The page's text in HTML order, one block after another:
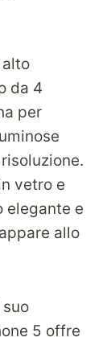
alto
da 4
per
vetro e
elegante e
allo
5 offre